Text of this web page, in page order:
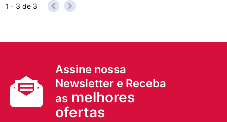
1 - 3 de 3
Assine nossa
Newsletter e Receba
as melhores
ofertas